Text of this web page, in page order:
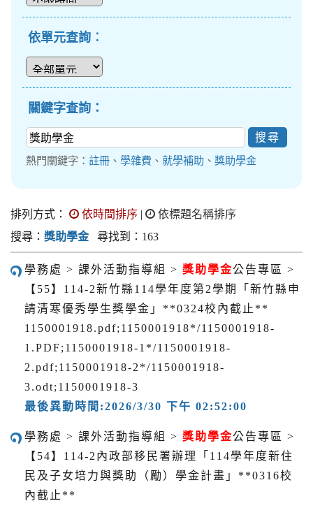
依單元查詢︰
關鍵字查詢：
熱門關鍵字： 註冊 、 學雜費 、 就學補助 、 獎助學金
排列方式： 依時間排序 |
依標題名稱排序
搜尋： 獎助學金尋找到：163
學務處 > 課外活動指導組 > 獎助學金公告專區 >
【55】114-2新竹縣114學年度第2學期「新竹縣申
請清寒優秀學生獎學金」**0324校內截止**
1150001918.pdf;1150001918*/1150001918-
1.PDF;1150001918-1*/1150001918-
2.pdf;1150001918-2*/1150001918-
3.odt;1150001918-3
最後異動時間:2026/3/30 下午 02:52:00
學務處 > 課外活動指導組 > 獎助學金公告專區 >
【54】114-2內政部移民署辦理「114學年度新住
民及子女培力與獎助（勵）學金計畫」**0316校
內截止**